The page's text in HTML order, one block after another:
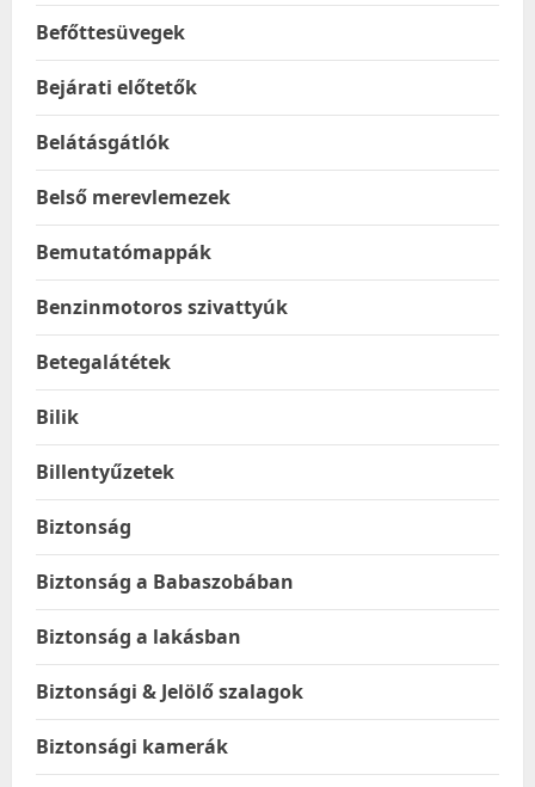
Befőttesüvegek
Bejárati előtetők
Belátásgátlók
Belső merevlemezek
Bemutatómappák
Benzinmotoros szivattyúk
Betegalátétek
Bilik
Billentyűzetek
Biztonság
Biztonság a Babaszobában
Biztonság a lakásban
Biztonsági & Jelölő szalagok
Biztonsági kamerák